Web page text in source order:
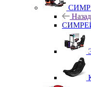
Назад